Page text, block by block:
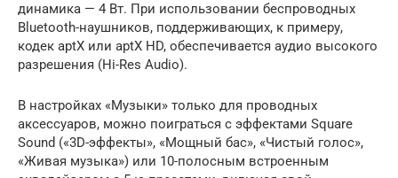
динамика — 4 Вт. При использовании беспроводных
Bluetоoth-наушников, поддерживающих, к примеру,
кодек аptX или аptX HD, обеспечивается аудио высокого
разрешения (Hi-Rеs Audiо).
В настройках «Музыки» только для проводных
аксессуаров, можно поиграться с эффектами Squаre
Sоund («3D-эффекты», «Мощный бас», «Чистый голос»,
«Живая музыка») или 10-полосным встроенным